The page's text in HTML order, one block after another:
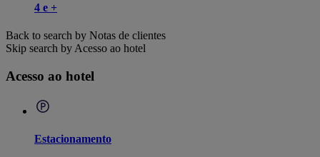
4 e +
Back to search by Notas de clientes
Skip search by Acesso ao hotel
Acesso ao hotel
Estacionamento